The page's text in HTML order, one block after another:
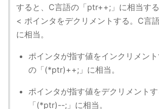
すると、C言語の「ptr++;」に相当する
< ポインタをデクリメントする。C言
に相当。
ポインタが指す値をインクリメン
の「(*ptr)++;」に相当。
ポインタが指す値をデクリメント
「(*ptr)--;」に相当。